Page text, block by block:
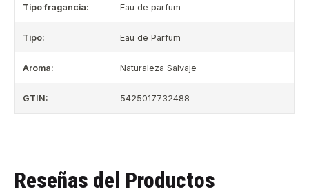
Tipo fragancia: Eau de parfum
Tipo: Eau de Parfum
Aroma: Naturaleza Salvaje
GTIN: 5425017732488
Reseñas del Productos